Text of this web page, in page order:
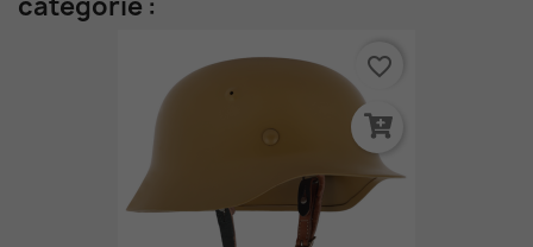
favorite_border